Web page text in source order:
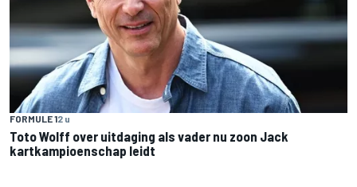
FORMULE 12 u
Toto Wolff over uitdaging als vader nu zoon Jack
kartkampioenschap leidt